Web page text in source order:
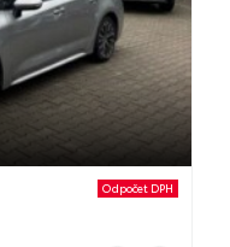
Odpočet DPH